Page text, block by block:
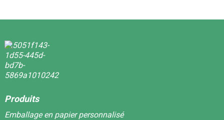
Produits
Emballage en papier personnalisé